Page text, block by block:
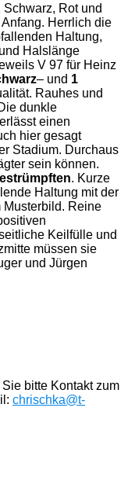
Rot und
Herrlich die
Haltung,
Halslänge
V 97 für Heinz
– und 1
Rauhes und
dunkle
einen
hier gesagt
Stadium. Durchaus
sein können.
. Kurze
Haltung mit der
Musterbild. Reine
Keilfülle und
müssen sie
und Jürgen
bitte Kontakt zum
chrischka@t-